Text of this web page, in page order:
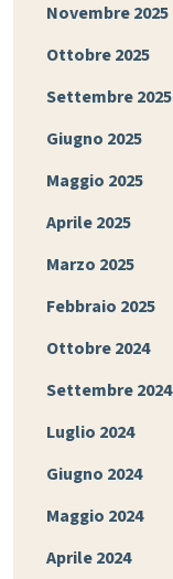
Novembre 2025
Ottobre 2025
Settembre 2025
Giugno 2025
Maggio 2025
Aprile 2025
Marzo 2025
Febbraio 2025
Ottobre 2024
Settembre 2024
Luglio 2024
Giugno 2024
Maggio 2024
Aprile 2024